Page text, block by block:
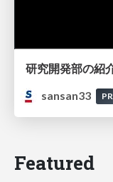
研究開発部の紹
sansan33
Featured